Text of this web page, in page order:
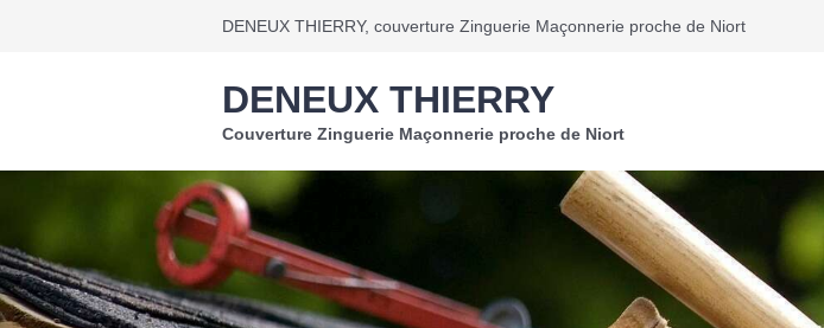
DENEUX THIERRY, couverture Zinguerie Maçonnerie proche de Niort
DENEUX THIERRY
Couverture Zinguerie Maçonnerie proche de Niort